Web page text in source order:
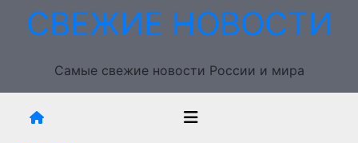
ПерейтиСВЕЖИЕ НОВОСТИ
Самые свежие новости России и мира